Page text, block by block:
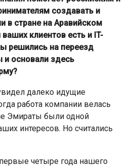
создавать и
в стране на Аравийском
клиентов есть и IT-
решились на переезд
и основали здесь
далеко идущие
работа компании велась
Эмираты были одной
интересов. Но считались
четыре года нашего